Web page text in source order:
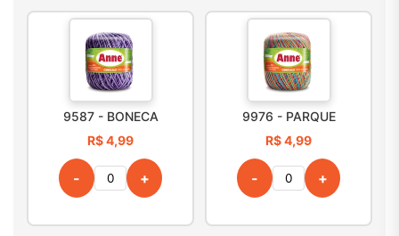
9587 - BONECA
R$ 4,99
- +
9976 - PARQUE
R$ 4,99
- +